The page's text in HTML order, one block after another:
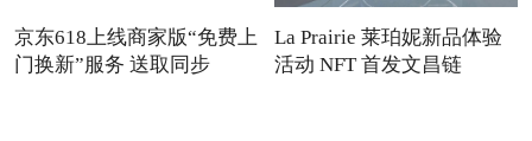
京东618上线商家版“免费上
门换新”服务 送取同步
La Prairie 莱珀妮新品体验
活动 NFT 首发文昌链